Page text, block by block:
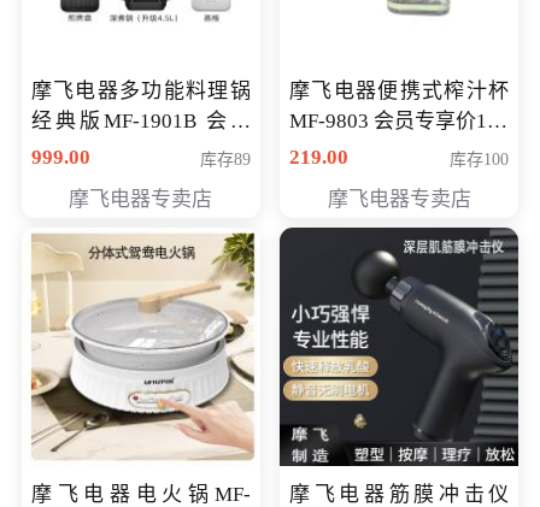
摩飞电器多功能料理锅
经典版MF-1901B 会员
专享价399元
999.00 库存89
摩飞电器专卖店
摩飞电器便携式榨汁杯
MF-9803 会员专享价138
元
219.00 库存100
摩飞电器专卖店
摩飞电器电火锅MF-
摩飞电器筋膜冲击仪